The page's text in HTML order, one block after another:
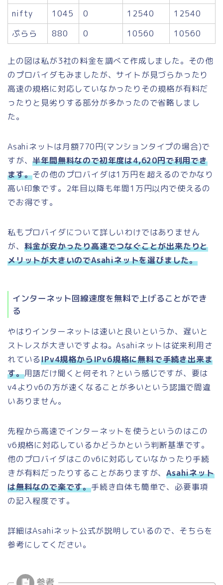
nifty 1045 0 12540
12540
ぷらら
880 0 10560 10560
上の図は私が3社の料金を調べて作成しました。その他
のプロバイダもみましたが、サイトが見づらかったり
高速の規格に対応していなかったりその規格が有料だ
ったりと見劣りする部分が多かったので省略しまし
た。
Asahiネットは月額770円(マンションタイプの場合)で
すが、半年間無料なので初年度は4,620円で利用でき
ます。その他のプロバイダは1万円を超えるのでかなり
高い印象です。2年目以降も年間1万円以内で使えるの
でお得です。
私もプロバイダについて詳しいわけではありません
が、 料金が安かったり高速でつなぐことが出来たりと
メリットが大きいのでAsahiネットを選びました。
インターネット回線速度を無料で上げることができ
る
やはりインターネットは速いと良いというか、遅いと
ストレスが大きいですよね。Asahiネットは従来利用さ
れているIPv4規格からIPv6規格に無料で手続き出来ま
す。用語だけ聞くと何それ？という感じですが、要は
v4よりv6の方が速くなることが多いという認識で間違
いありません。
先程から高速でインターネットを使うというのはこの
v6規格に対応しているかどうかという判断基準です。
他のプロバイダはこのv6に対応していなかったり手続
きが有料だったりすることがありますが、Asahiネット
は無料なので楽です。手続き自体も簡単で、必要事項
の記入程度です。
詳細はAsahiネット公式が説明しているので、そちらを
参考にしてください。